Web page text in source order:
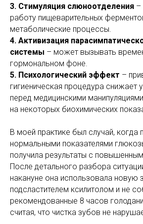
3. Стимуляция слюноотделения –
работу пищеварительных
метаболические процессы.
4. Активизация
системы – может вызывать
гормональном фоне.
5. Психологический эффект –
гигиеническая процедура снижает
перед медицинскими
на некоторых биохимических
В моей практике был случай, когда
нормальными показателями
получила результаты с
После детального разбора
накануне она использовала новую
подсластителем ксилитолом и не
рекомендованные 8 часов
считая, что чистка зубов не